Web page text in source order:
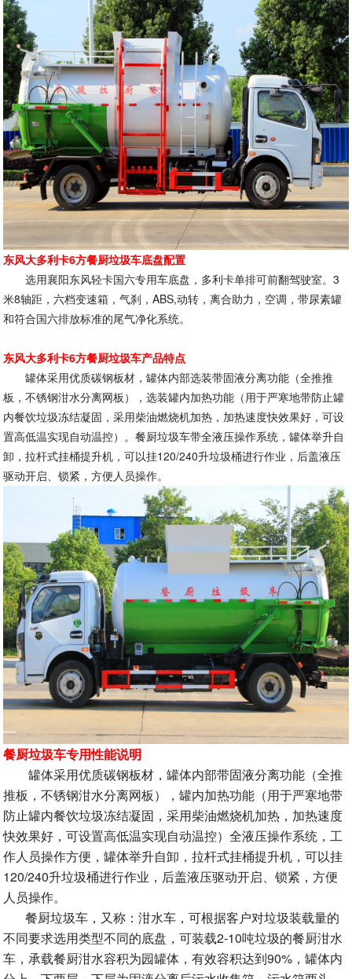
东风大多利卡6方餐厨垃圾车底盘配置
选用襄阳东风轻卡国六专用车底盘，多利卡单排可前翻驾驶室。3
米8轴距，六档变速箱，气刹，ABS,动转，离合助力，空调，带尿素罐
和符合国六排放标准的尾气净化系统。
东风大多利卡6方餐厨垃圾车产品特点
罐体采用优质碳钢板材，罐体内部选装带固液分离功能（全推推
板，不锈钢泔水分离网板），选装罐内加热功能（用于严寒地带防止罐
内餐饮垃圾冻结凝固，采用柴油燃烧机加热，加热速度快效果好，可设
置高低温实现自动温控）。餐厨垃圾车带全液压操作系统，罐体举升自
卸，拉杆式挂桶提升机，可以挂120/240升垃圾桶进行作业，后盖液压
驱动开启、锁紧，方便人员操作。
餐厨垃圾车专用性能说明
罐体采用优质碳钢板材，罐体内部带固液分离功能（全推
推板，不锈钢泔水分离网板），罐内加热功能（用于严寒地带
防止罐内餐饮垃圾冻结凝固，采用柴油燃烧机加热，加热速度
快效果好，可设置高低温实现自动温控）全液压操作系统，工
作人员操作方便，罐体举升自卸，拉杆式挂桶提升机，可以挂
120/240升垃圾桶进行作业，后盖液压驱动开启、锁紧，方便
人员操作。
餐厨垃圾车，又称：泔水车，可根据客户对垃圾装载量的
不同要求选用类型不同的底盘，可装载2-10吨垃圾的餐厨泔水
车，承载餐厨泔水容积为园罐体，有效容积达到90%，罐体内